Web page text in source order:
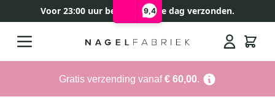
9,4
Voor 23:00 uur besteld, zelfde dag verzonden.
Gratis verzending vanaf€ 60,00.